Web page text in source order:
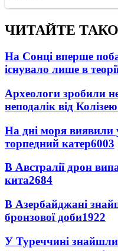
ЧИТАЙТЕ
На Сонці вперше
існувало лише в
Археологи зробили
неподалік від Колізею
На дні моря виявили
торпедний катер6003
В Австралії дрон
кита2684
В Азербайджані
бронзової доби1922
У Туреччині